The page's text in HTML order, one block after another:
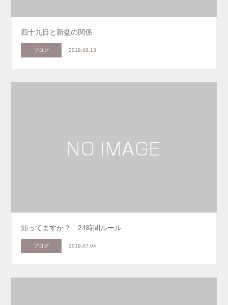
四十九日と新盆の関係
ブログ 2019.08.13
知ってますか？ 24時間ルール
ブログ 2019.07.04